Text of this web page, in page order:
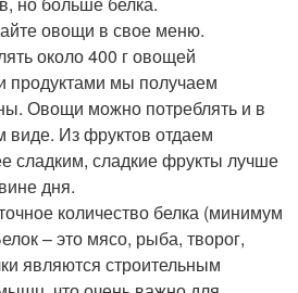
овощи в свое меню.
около 400 г овощей
продуктами мы получаем
Овощи можно потреблять и в
виде. Из фруктов отдаем
сладким, сладкие фрукты лучше
дня.
количество белка (минимум
– это мясо, рыба, творог,
являются строительным